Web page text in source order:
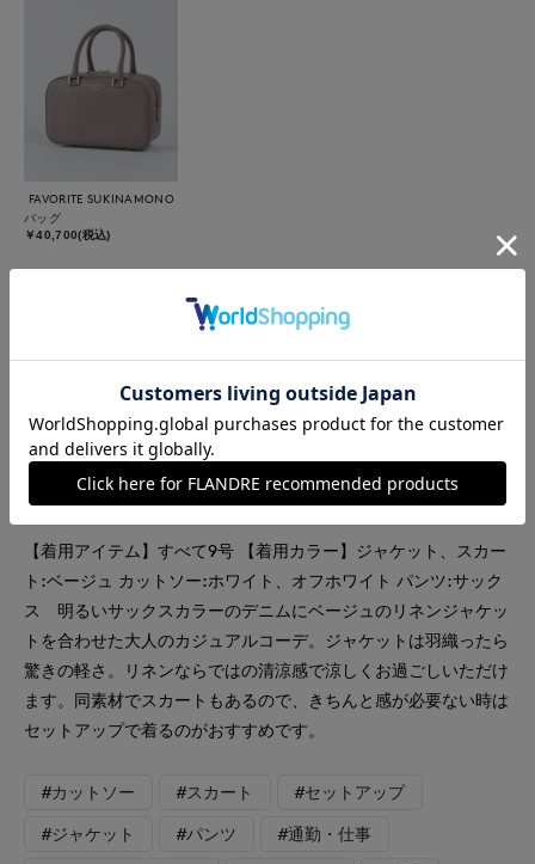
FAVORITE SUKINAMONO
バッグ
￥40,700(税込)
INED L
Maglie le cassetto
FAVORITE SUKINAMONO
【着用アイテム】すべて9号 【着用カラー】ジャケット、スカー
ト:ベージュ カットソー:ホワイト、オフホワイト パンツ:サック
ス 明るいサックスカラーのデニムにベージュのリネンジャケッ
トを合わせた大人のカジュアルコーデ。ジャケットは羽織ったら
驚きの軽さ。リネンならではの清涼感で涼しくお過ごしいただけ
ます。同素材でスカートもあるので、きちんと感が必要ない時は
セットアップで着るのがおすすめです。
#カットソー #スカート #セットアップ
#ジャケット #パンツ #通勤・仕事